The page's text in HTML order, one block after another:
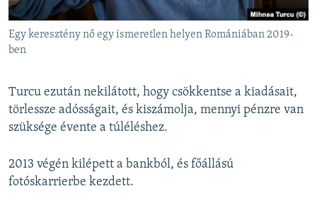
Egy keresztény nő egy ismeretlen helyen Romániában 2019-
ben
Turcu ezután nekilátott, hogy csökkentse a kiadásait,
törlessze adósságait, és kiszámolja, mennyi pénzre van
szüksége évente a túléléshez.
2013 végén kilépett a bankból, és főállású
fotóskarrierbe kezdett.